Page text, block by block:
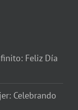
Feliz Día
Celebrando